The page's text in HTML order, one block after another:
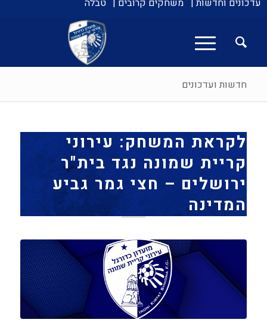
עדכונים וחדשות | משחקים קרובים | טבלה
חדשות ועדכונים
לקראת המשחק: עירוני
קריית שמונה נגד בית"ר
ירושלים – חצי גמר גביע
המדינה